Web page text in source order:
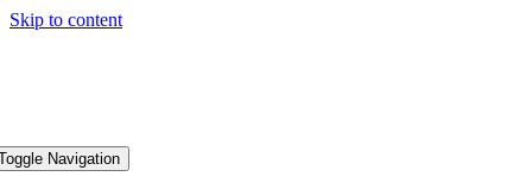
Skip to content
Navigation